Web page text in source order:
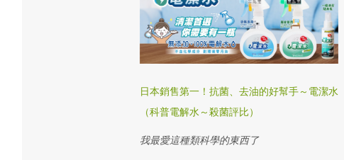
日本銷售第一！抗菌、去油的好幫手～電潔水
（科普電解水～殺菌評比）
我最愛這種類科學的東西了